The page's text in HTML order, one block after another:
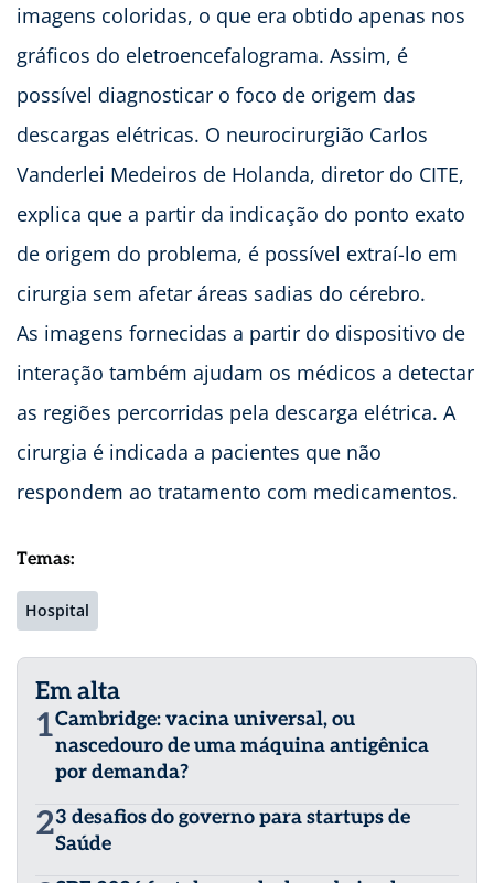
imagens coloridas, o que era obtido apenas nos
gráficos do eletroencefalograma. Assim, é
possível diagnosticar o foco de origem das
descargas elétricas. O neurocirurgião Carlos
Vanderlei Medeiros de Holanda, diretor do CITE,
explica que a partir da indicação do ponto exato
de origem do problema, é possível extraí-lo em
cirurgia sem afetar áreas sadias do cérebro.
As imagens fornecidas a partir do dispositivo de
interação também ajudam os médicos a detectar
as regiões percorridas pela descarga elétrica. A
cirurgia é indicada a pacientes que não
respondem ao tratamento com medicamentos.
Temas:
Hospital
Em alta
1Cambridge: vacina universal, ou
nascedouro de uma máquina antigênica
por demanda?
23 desafios do governo para startups de
Saúde